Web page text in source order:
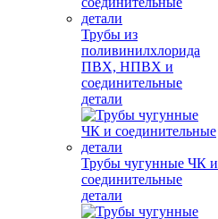
Трубы из
поливинилхлорида
ПВХ, НПВХ и
соединительные
детали
Трубы чугунные ЧК и
соединительные
детали